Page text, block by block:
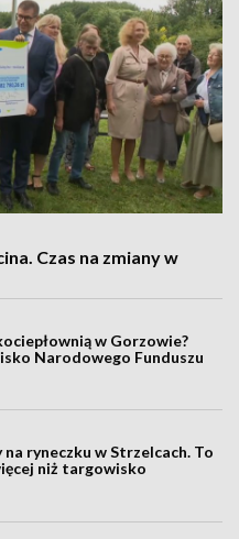
Czas na zmiany w
w Gorzowie?
Narodowego Funduszu
na ryneczku w Strzelcach. To
niż targowisko